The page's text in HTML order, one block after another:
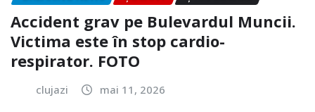
Accident grav pe Bulevardul Muncii.
Victima este în stop cardio-
respirator. FOTO
clujazi mai 11, 2026